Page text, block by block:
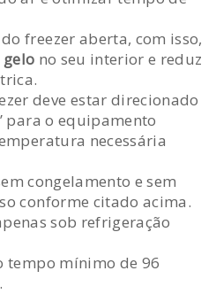
freezer aberta, com isso,
gelo no seu interior e reduz
deve estar direcionado
para o equipamento
necessária
congelamento e sem
conforme citado acima.
sob refrigeração
tempo mínimo de 96